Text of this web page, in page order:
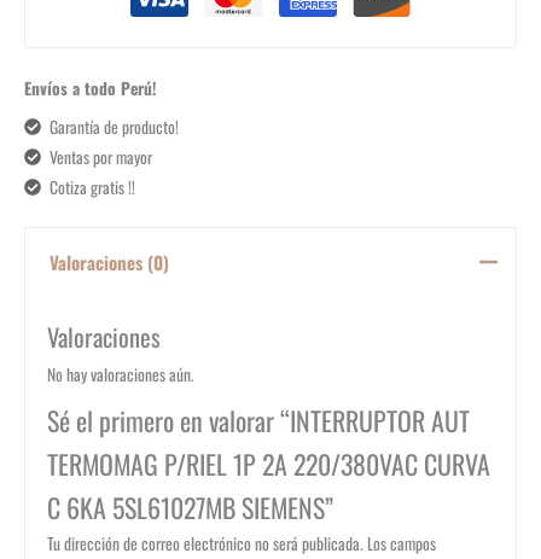
Envíos a todo Perú!
Garantía de producto!
Ventas por mayor
Cotiza gratis !!
Valoraciones (0)
Valoraciones
No hay valoraciones aún.
Sé el primero en valorar “INTERRUPTOR AUT
TERMOMAG P/RIEL 1P 2A 220/380VAC CURVA
C 6KA 5SL61027MB SIEMENS”
Tu dirección de correo electrónico no será publicada. Los campos